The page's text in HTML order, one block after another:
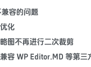
容的问题
化
图不再进行二次裁剪
容 WP Editor.MD 等第三